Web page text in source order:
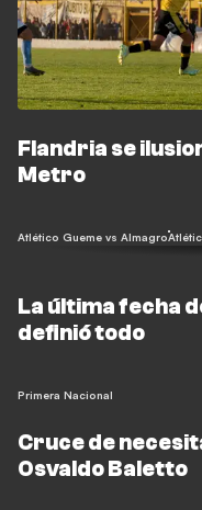
Flandria se
Metro
Atlético Gueme vs Almagro
La última fecha
definió todo
Primera Nacional
Cruce de
Osvaldo Baletto